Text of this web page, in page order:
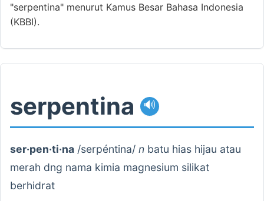
"serpentina" menurut Kamus Besar Bahasa Indonesia
(KBBI).
serpentina 🔊
ser·pen·ti·na /serpéntina/ n batu hias hijau atau
merah dng nama kimia magnesium silikat
berhidrat